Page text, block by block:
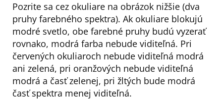
Pozrite sa cez okuliare na obrázok nižšie (dva
pruhy farebného spektra). Ak okuliare blokujú
modré svetlo, obe farebné pruhy budú vyzerať
rovnako, modrá farba nebude viditeľná. Pri
červených okuliaroch nebude viditeľná modrá
ani zelená, pri oranžových nebude viditeľná
modrá a časť zelenej, pri žltých bude modrá
časť spektra menej viditeľná.